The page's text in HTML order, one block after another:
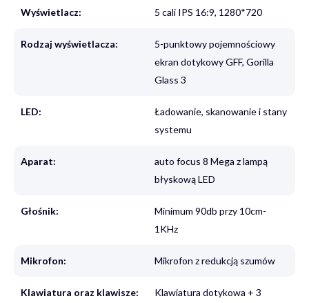
Wyświetlacz: 5 cali IPS 16:9, 1280*720
Rodzaj wyświetlacza:
5-punktowy pojemnościowy
ekran dotykowy GFF, Gorilla
Glass 3
LED:
Ładowanie, skanowanie i stany
systemu
Aparat:
auto focus 8 Mega z lampą
błyskową LED
Głośnik:
Minimum 90db przy 10cm-
1KHz
Mikrofon: Mikrofon z redukcją szumów
Klawiatura oraz klawisze:
Klawiatura dotykowa + 3